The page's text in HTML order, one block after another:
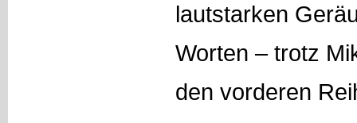
lautstarken
Worten – trotz
den vorderen